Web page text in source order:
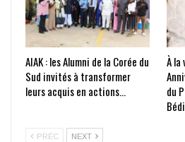
AIAK : les Alumni de la Corée du
Sud invités à transformer
leurs acquis en actions…
À la
du
PRÉC NEXT